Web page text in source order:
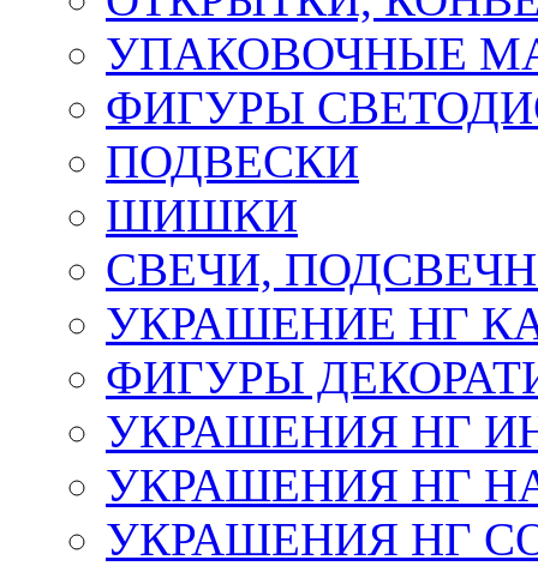
УПАКОВОЧНЫЕ
ФИГУРЫ
ПОДВЕСКИ
ШИШКИ
СВЕЧИ,
УКРАШЕНИЕ НГ
ФИГУРЫ
УКРАШЕНИЯ НГ
УКРАШЕНИЯ НГ
УКРАШЕНИЯ НГ